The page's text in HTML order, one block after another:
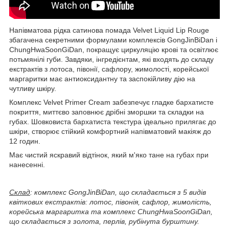
Напівматова рідка сатинова помада Velvet Liquid Lip Rouge
збагачена секретними формулами комплексів GongJinBiDan і
ChungHwaSoonGiDan, покращує циркуляцію крові та освітлює
потьмянілі губи. Завдяки, інгредієнтам, які входять до складу
екстрактів з лотоса, півонії, сафлору, жимолості, корейської
маргаритки має антиоксидантну та заспокійливу дію на
чутливу шкіру.
Комплекс Velvet Primer Cream забезпечує гладке бархатисте
покриття, миттєво заповнює дрібні зморшки та складки на
губах. Шовковиста бархатиста текстура ідеально прилягає до
шкіри, створює стійкий комфортний напівматовий макіяж до
12 годин.
Має чистий яскравий відтінок, який м'яко тане на губах при
нанесенні.
Склад: комплекс GongJinBiDan, що складається з 5 видів
квіткових екстрактів: лотос, півонія, сафлор, жимолість,
корейська маргаритка та комплекс ChungHwaSoonGiDan,
що складається з золота, перлів, рубінута бурштину.